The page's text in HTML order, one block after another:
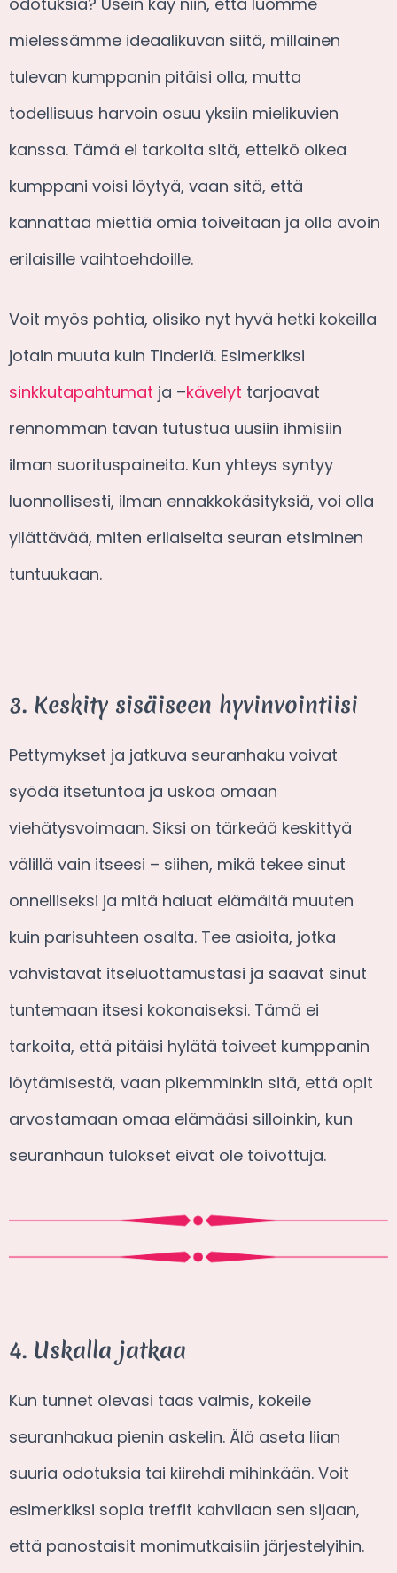
mielessämme ideaalikuvan siitä, millainen
tulevan kumppanin pitäisi olla, mutta
todellisuus harvoin osuu yksiin mielikuvien
kanssa. Tämä ei tarkoita sitä, etteikö oikea
kumppani voisi löytyä, vaan sitä, että
kannattaa miettiä omia toiveitaan ja olla avoin
erilaisille vaihtoehdoille.
Voit myös pohtia, olisiko nyt hyvä hetki kokeilla
jotain muuta kuin Tinderiä. Esimerkiksi
sinkkutapahtumat ja –kävelyt tarjoavat
rennomman tavan tutustua uusiin ihmisiin
ilman suorituspaineita. Kun yhteys syntyy
luonnollisesti, ilman ennakkokäsityksiä, voi olla
yllättävää, miten erilaiselta seuran etsiminen
tuntuukaan.
3. Keskity sisäiseen hyvinvointiisi
Pettymykset ja jatkuva seuranhaku voivat
syödä itsetuntoa ja uskoa omaan
viehätysvoimaan. Siksi on tärkeää keskittyä
välillä vain itseesi – siihen, mikä tekee sinut
onnelliseksi ja mitä haluat elämältä muuten
kuin parisuhteen osalta. Tee asioita, jotka
vahvistavat itseluottamustasi ja saavat sinut
tuntemaan itsesi kokonaiseksi. Tämä ei
tarkoita, että pitäisi hylätä toiveet kumppanin
löytämisestä, vaan pikemminkin sitä, että opit
arvostamaan omaa elämääsi silloinkin, kun
seuranhaun tulokset eivät ole toivottuja.
4. Uskalla jatkaa
Kun tunnet olevasi taas valmis, kokeile
seuranhakua pienin askelin. Älä aseta liian
suuria odotuksia tai kiirehdi mihinkään. Voit
esimerkiksi sopia treffit kahvilaan sen sijaan,
että panostaisit monimutkaisiin järjestelyihin.